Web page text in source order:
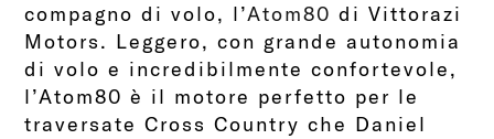
compagno di volo, l’Atom80 di Vittorazi
Motors. Leggero, con grande autonomia
di volo e incredibilmente confortevole,
l’Atom80 è il motore perfetto per le
traversate Cross Country che Daniel